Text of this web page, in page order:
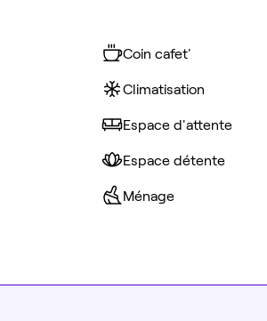
Coin cafet'
Climatisation
Espace d'attente
Espace détente
Ménage